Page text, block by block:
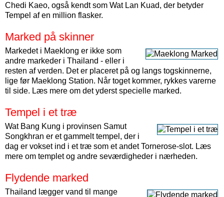
Chedi Kaeo, også kendt som Wat Lan Kuad, der betyder
Tempel af en million flasker.
Marked på skinner
Markedet i Maeklong er ikke som
andre markeder i Thailand - eller i
resten af verden. Det er placeret på og langs togskinnerne,
lige før Maeklong Station. Når toget kommer, rykkes varerne
til side. Læs mere om det yderst specielle marked.
Tempel i et træ
Wat Bang Kung i provinsen Samut
Songkhran er et gammelt tempel, der i
dag er vokset ind i et træ som et andet Tornerose-slot. Læs
mere om templet og andre seværdigheder i nærheden.
Flydende marked
Thailand lægger vand til mange